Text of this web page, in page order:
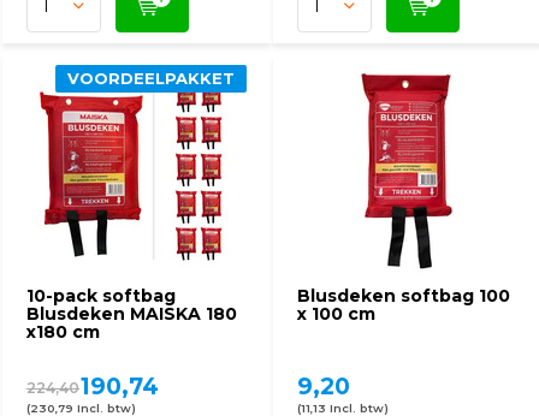
10-pack softbag
Blusdeken MAISKA 180
x180 cm
VOORDEELPAKKET
224,40190,74
(230,79 Incl. btw)
Blusdeken softbag 100
x 100 cm
9,20
(11,13 Incl. btw)